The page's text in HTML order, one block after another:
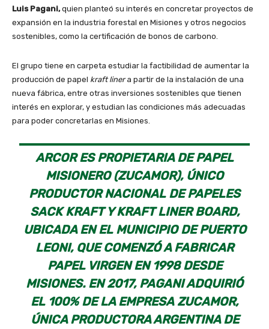
Luis Pagani,quien planteó su interés en concretar proyectos de
expansión en la industria forestal en Misiones y otros negocios
sostenibles, como la certificación de bonos de carbono.
El grupo tiene en carpeta estudiar la factibilidad de aumentar la
producción de papel kraft linera partir de la instalación de una
nueva fábrica, entre otras inversiones sostenibles que tienen
interés en explorar, y estudian las condiciones más adecuadas
para poder concretarlas en Misiones.
ARCOR ES PROPIETARIA DE PAPEL
MISIONERO (ZUCAMOR), ÚNICO
PRODUCTOR NACIONAL DE PAPELES
SACK KRAFT Y KRAFT LINER BOARD,
UBICADA EN EL MUNICIPIO DE PUERTO
LEONI, QUE COMENZÓ A FABRICAR
PAPEL VIRGEN EN 1998 DESDE
MISIONES. EN 2017, PAGANI ADQUIRIÓ
EL 100% DE LA EMPRESA ZUCAMOR,
ÚNICA PRODUCTORA ARGENTINA DE